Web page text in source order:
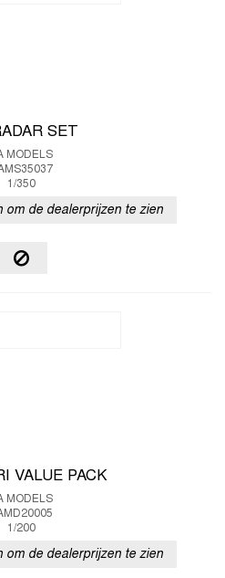
SET
MODELS
1/350
om de dealerprijzen te zien
VALUE PACK
MODELS
1/200
om de dealerprijzen te zien